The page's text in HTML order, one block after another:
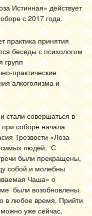
Истинная» действует
с 2017 года.
практика принятия
беседы с психологом
групп
практические
алкоголизма и
совершаться в
при соборе начала
Трезвости «Лоза
людей. С
были прекращены,
собой и молебны
Чаша» о
были возобновлены.
в любое время. Прийти
уже сейчас.